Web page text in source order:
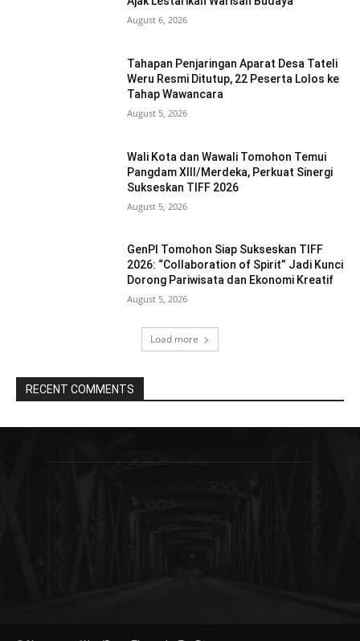
August 6, 2026
Tahapan Penjaringan Aparat Desa Tateli
Weru Resmi Ditutup, 22 Peserta Lolos ke
Tahap Wawancara
August 5, 2026
Wali Kota dan Wawali Tomohon Temui
Pangdam XIII/Merdeka, Perkuat Sinergi
Sukseskan TIFF 2026
August 5, 2026
GenPI Tomohon Siap Sukseskan TIFF
2026: “Collaboration of Spirit” Jadi Kunci
Dorong Pariwisata dan Ekonomi Kreatif
August 5, 2026
Load more
RECENT COMMENTS